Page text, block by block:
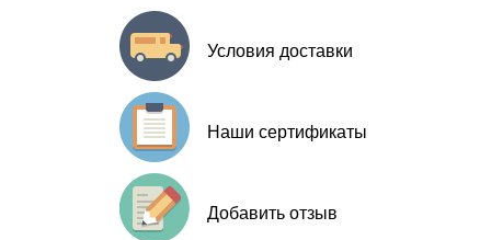
Условия доставки
Наши сертификаты
Добавить отзыв